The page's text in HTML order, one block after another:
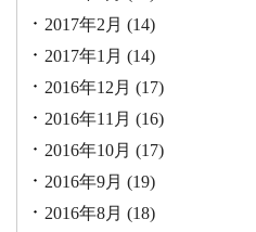
2017年2月 (14)
2017年1月 (14)
2016年12月 (17)
2016年11月 (16)
2016年10月 (17)
2016年9月 (19)
2016年8月 (18)